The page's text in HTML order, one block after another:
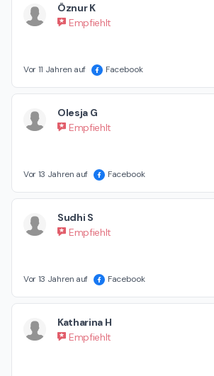
Öznur K
Empfiehlt
Vor 11 Jahren auf Facebook
Olesja G
Empfiehlt
Vor 13 Jahren auf Facebook
Sudhi S
Empfiehlt
Vor 13 Jahren auf Facebook
Katharina H
Empfiehlt